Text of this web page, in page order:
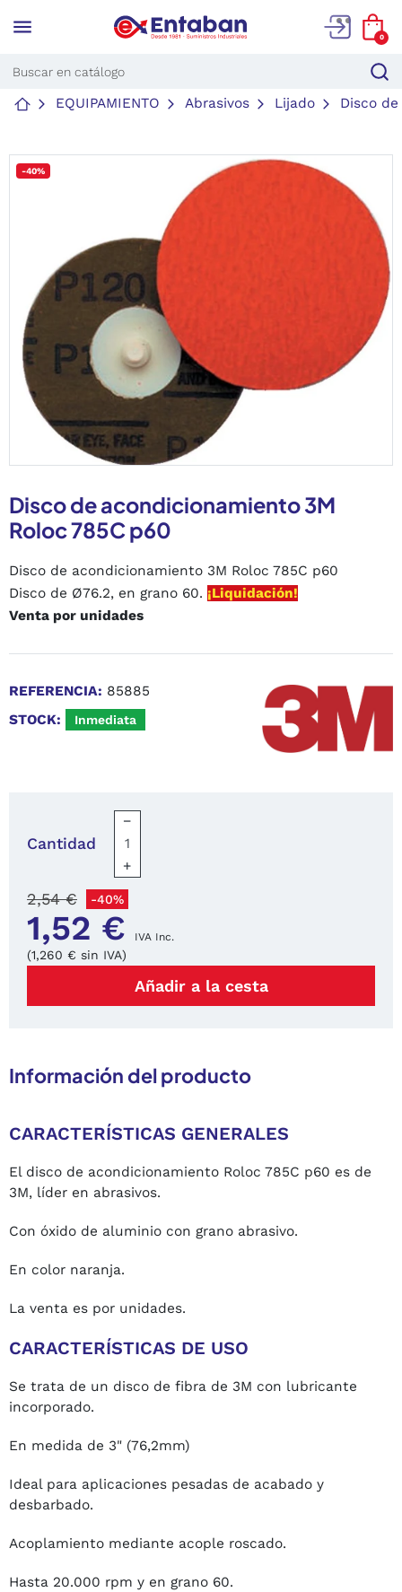
menu 0
EQUIPAMIENTO Abrasivos Lijado Disco
-40%
Disco de acondicionamiento 3M
Roloc 785C p60
Disco de acondicionamiento 3M Roloc 785C p60
Disco de Ø76.2, en grano 60. ¡Liquidación!
Venta por unidades
REFERENCIA: 85885
STOCK:
Inmediata
Cantidad
−
+
1,52 € IVA Inc.
2,54 € -40%
(1,260 € sin IVA)
Añadir a la cesta
Información del producto
CARACTERÍSTICAS GENERALES
El disco de acondicionamiento Roloc 785C p60 es de
3M, líder en abrasivos.
Con óxido de aluminio con grano abrasivo.
En color naranja.
La venta es por unidades.
CARACTERÍSTICAS DE USO
Se trata de un disco de fibra de 3M con lubricante
incorporado.
En medida de 3" (76,2mm)
Ideal para aplicaciones pesadas de acabado y
desbarbado.
Acoplamiento mediante acople roscado.
Hasta 20.000 rpm y en grano 60.